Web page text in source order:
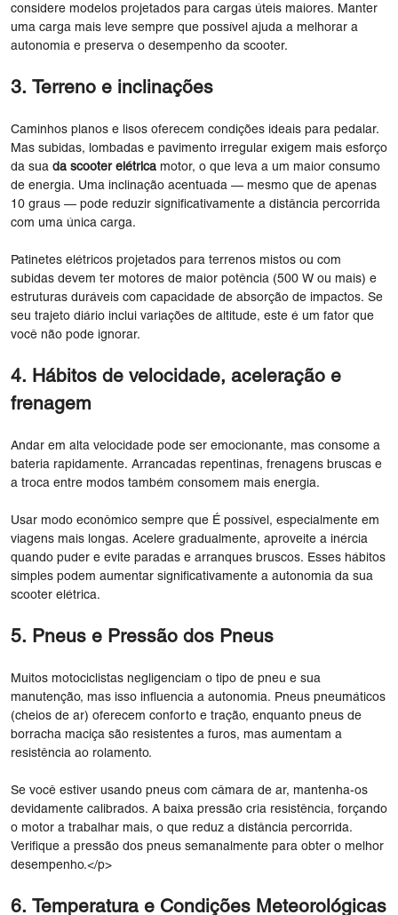
considere modelos projetados para cargas úteis maiores. Manter
uma carga mais leve sempre que possível ajuda a melhorar a
autonomia e preserva o desempenho da scooter.
3. Terreno e inclinações
Caminhos planos e lisos oferecem condições ideais para pedalar.
Mas subidas, lombadas e pavimento irregular exigem mais esforço
da sua da scooter elétrica motor, o que leva a um maior consumo
de energia. Uma inclinação acentuada — mesmo que de apenas
10 graus — pode reduzir significativamente a distância percorrida
com uma única carga.
Patinetes elétricos projetados para terrenos mistos ou com
subidas devem ter motores de maior potência (500 W ou mais) e
estruturas duráveis ​​com capacidade de absorção de impactos. Se
seu trajeto diário inclui variações de altitude, este é um fator que
você não pode ignorar.
4. Hábitos de velocidade, aceleração e
frenagem
Andar em alta velocidade pode ser emocionante, mas consome a
bateria rapidamente. Arrancadas repentinas, frenagens bruscas e
a troca entre modos também consomem mais energia.
Usar modo econômico sempre que É possível, especialmente em
viagens mais longas. Acelere gradualmente, aproveite a inércia
quando puder e evite paradas e arranques bruscos. Esses hábitos
simples podem aumentar significativamente a autonomia da sua
scooter elétrica.
5. Pneus e Pressão dos Pneus
Muitos motociclistas negligenciam o tipo de pneu e sua
manutenção, mas isso influencia a autonomia. Pneus pneumáticos
(cheios de ar) oferecem conforto e tração, enquanto pneus de
borracha maciça são resistentes a furos, mas aumentam a
resistência ao rolamento.
Se você estiver usando pneus com câmara de ar, mantenha-os
devidamente calibrados. A baixa pressão cria resistência, forçando
o motor a trabalhar mais, o que reduz a distância percorrida.
Verifique a pressão dos pneus semanalmente para obter o melhor
desempenho.</p>
6. Temperatura e Condições Meteorológicas